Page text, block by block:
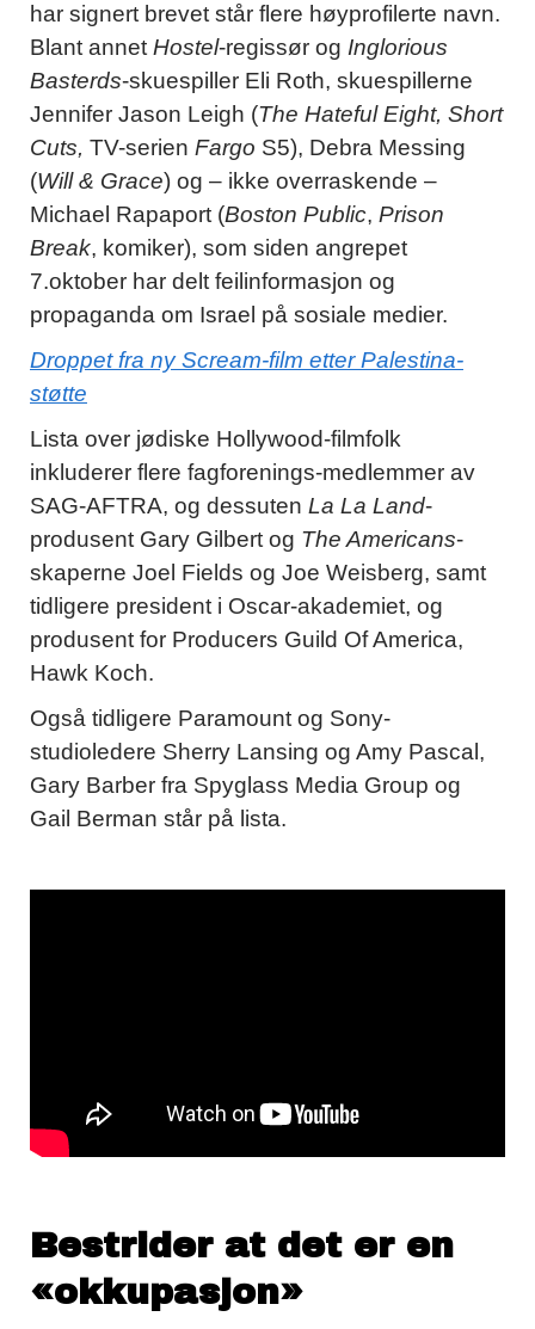
har signert brevet står flere høyprofilerte navn.
Blant annet Hostel-regissør og Inglorious
Basterds-skuespiller Eli Roth, skuespillerne
Jennifer Jason Leigh (The Hateful Eight, Short
Cuts, TV-serien Fargo S5), Debra Messing
(Will & Grace) og – ikke overraskende –
Michael Rapaport (Boston Public, Prison
Break, komiker), som siden angrepet
7.oktober har delt feilinformasjon og
propaganda om Israel på sosiale medier.
Droppet fra ny Scream-film etter Palestina-
støtte
Lista over jødiske Hollywood-filmfolk
inkluderer flere fagforenings-medlemmer av
SAG-AFTRA, og dessuten La La Land-
produsent Gary Gilbert og The Americans-
skaperne Joel Fields og Joe Weisberg, samt
tidligere president i Oscar-akademiet, og
produsent for Producers Guild Of America,
Hawk Koch.
Også tidligere Paramount og Sony-
studioledere Sherry Lansing og Amy Pascal,
Gary Barber fra Spyglass Media Group og
Gail Berman står på lista.
Bestrider at det er en
«okkupasjon»